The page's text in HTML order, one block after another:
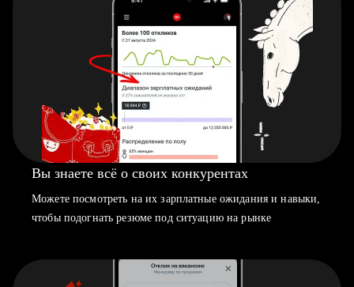
Вы знаете всё о своих конкурентах
Можете посмотреть на их зарплатные ожидания и навыки,
чтобы подогнать резюме под ситуацию на рынке